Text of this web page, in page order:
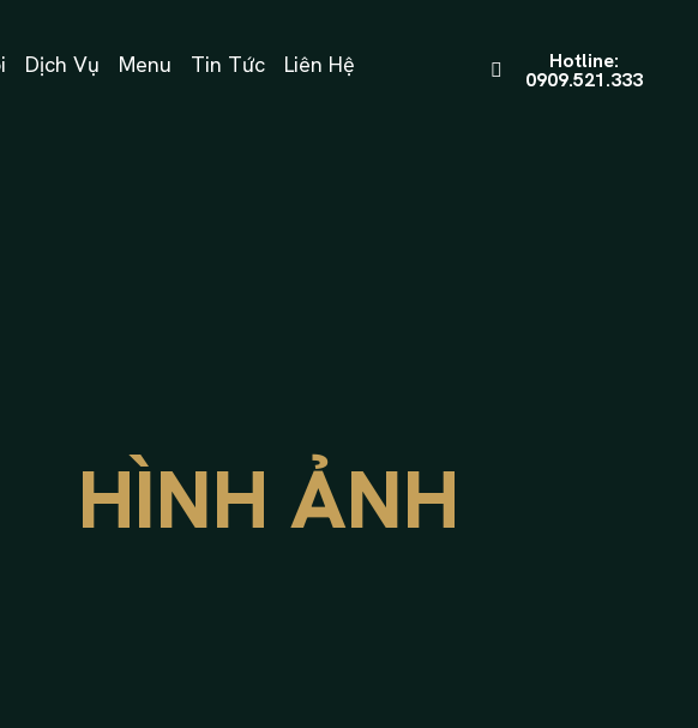
Dịch Vụ Menu Tin Tức Liên Hệ Hotline:
0909.521.333
HÌNH ẢNH